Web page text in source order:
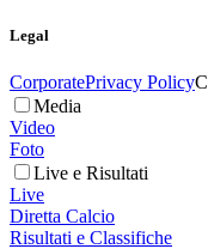
Legal
CorporatePrivacy Policy
Media
Video
Foto
Live e Risultati
Live
Diretta Calcio
Risultati e Classifiche